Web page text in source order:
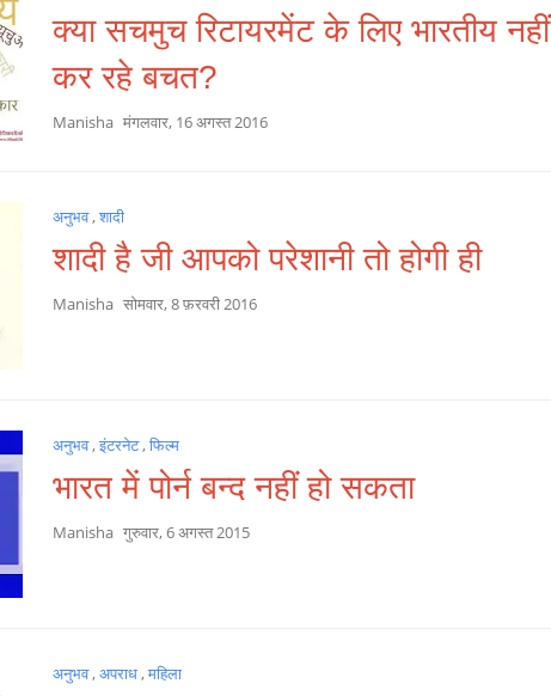
क्या सचमुच रिटायरमेंट के लिए भारतीय नहीं
कर रहे बचत?
Manisha मंगलवार, 16 अगस्त 2016
अनुभव,शादी
शादी है जी आपको परेशानी तो होगी ही
Manisha सोमवार, 8 फ़रवरी 2016
अनुभव,इंटरनेट,फिल्म
भारत में पोर्न बन्द नहीं हो सकता
Manisha गुरुवार, 6 अगस्त 2015
अनुभव,अपराध,महिला